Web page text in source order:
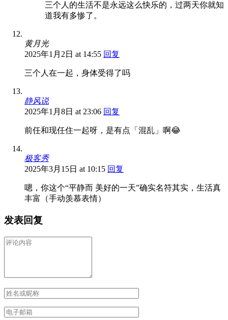
三个人的生活不是永远这么快乐的，过两天你就知
道我有多惨了。
黄月光
2025年1月2日 at 14:55 回复
三个人在一起，身体受得了吗
静风说
2025年1月8日 at 23:06 回复
前任和现任住一起呀，是有点「混乱」啊😂
极客秀
2025年3月15日 at 10:15 回复
嗯，你这个“平静而 美好的一天”确实名符其实，生活真
丰富（手动羡慕表情）
发表回复